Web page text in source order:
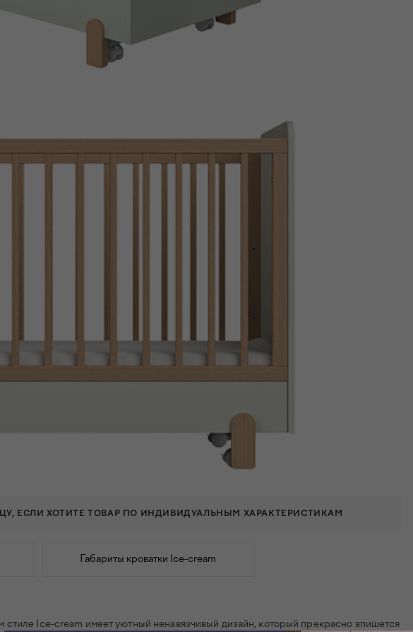
ЕСЛИ ХОТИТЕ ТОВАР ПО ИНДИВИДУАЛЬНЫМ ХАРАКТЕРИСТИКАМ
Габариты кроватки Ice-cream
стиле Ice-cream имеет уютный ненавязчивый дизайн, который прекрасно впишется